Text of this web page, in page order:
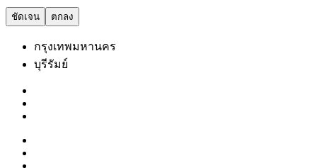
ชัดเจน ตกลง
กรุงเทพมหานคร
บุรีรัมย์